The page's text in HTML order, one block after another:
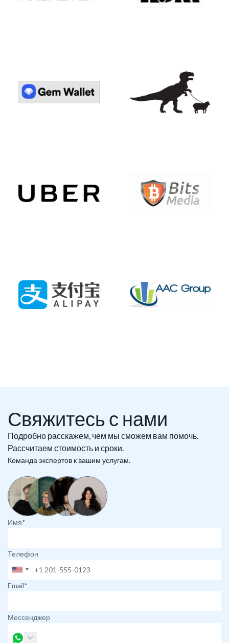
Свяжитесь с нами
Подробно расскажем, чем мы сможем вам помочь.
Рассчитаем стоимость и сроки.
Команда экспертов к вашим услугам.
Имя*
Телефон
Email*
Мессенджер